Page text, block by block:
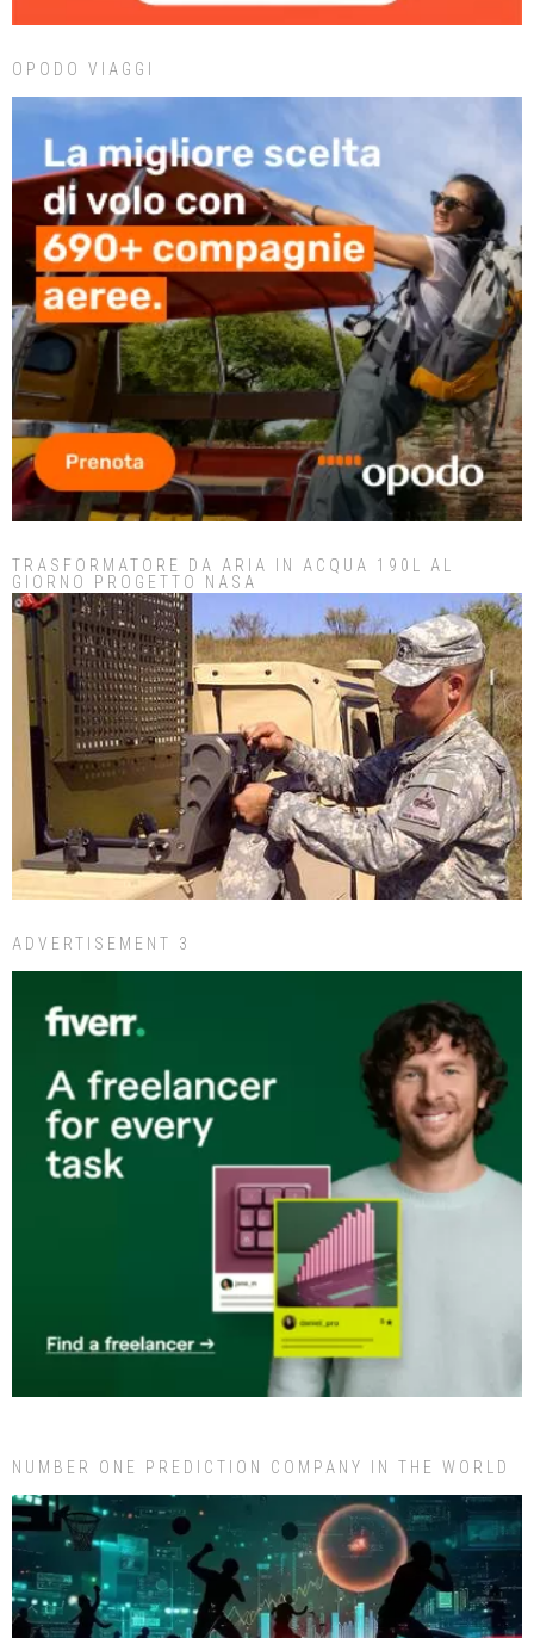
OPODO VIAGGI
TRASFORMATORE DA ARIA IN ACQUA 190L AL
GIORNO PROGETTO NASA
ADVERTISEMENT 3
NUMBER ONE PREDICTION COMPANY IN THE WORLD